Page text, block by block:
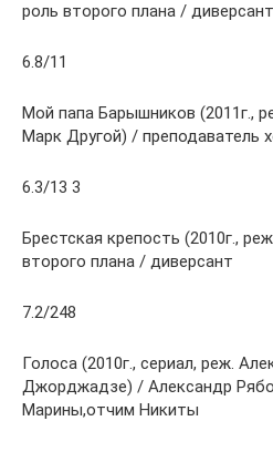
роль второго плана / диверсант
6.8/11
Мой папа Барышников (2011г.,
Марк Другой) / преподаватель
6.3/13 3
Брестская крепость (2010г.,
второго плана / диверсант
7.2/248
Голоса (2010г., сериал, реж.
Джорджадзе) / Александр
Марины,отчим Никиты